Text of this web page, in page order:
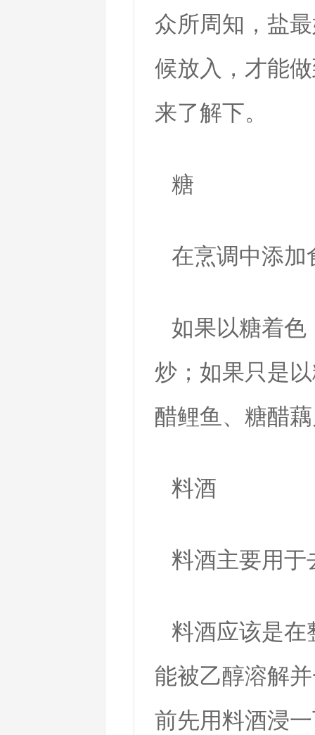
众所周知，盐
候放入，才能
来了解下。
糖
在烹调中添
如果以糖着
炒；如果只是
醋鲤鱼、糖醋
料酒
料酒主要用
料酒应该是
能被乙醇溶解
前先用料酒浸